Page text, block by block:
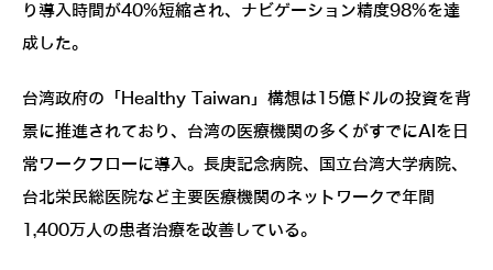
り導入時間が40%短縮され、ナビゲーション精度98%を達
成した。
台湾政府の「Healthy Taiwan」構想は15億ドルの投資を背
景に推進されており、台湾の医療機関の多くがすでにAIを日
常ワークフローに導入。長庚記念病院、国立台湾大学病院、
台北栄民総医院など主要医療機関のネットワークで年間
1,400万人の患者治療を改善している。